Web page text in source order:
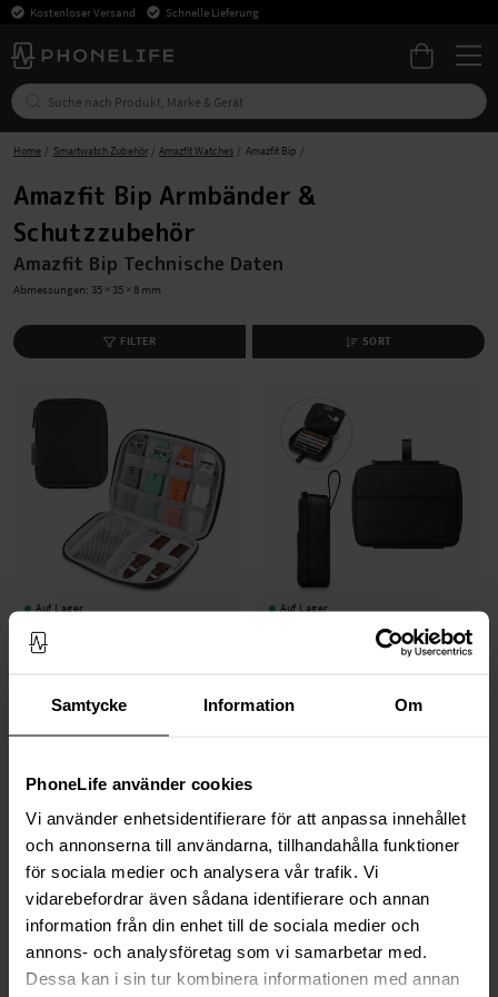
Samtycke Information Om
PhoneLife använder cookies
Vi använder enhetsidentifierare för att anpassa innehållet
och annonserna till användarna, tillhandahålla funktioner
för sociala medier och analysera vår trafik. Vi
vidarebefordrar även sådana identifierare och annan
information från din enhet till de sociala medier och
annons- och analysföretag som vi samarbetar med.
Dessa kan i sin tur kombinera informationen med annan
Kostenloser Versand Schnelle Lieferung
Home Smartwatch Zubehör Amazfit Watches Amazfit Bip
Amazfit Bip Armbänder &
Schutzzubehör
Amazfit Bip Technische Daten
Abmessungen: 35 × 35 × 8 mm
FILTER SORT
Auf Lager
Haweel -
Uhrenarmbänder schwarz
Auf Lager
Premium Aufbewahrungstasche für
Auf Lager Auf Lager